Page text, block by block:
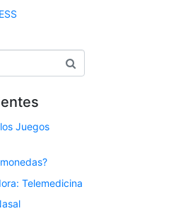
Juegos
Telemedicina